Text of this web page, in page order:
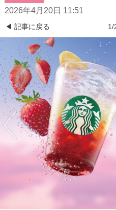
2026年4月20日 11:51
◀ 記事に戻る 1/